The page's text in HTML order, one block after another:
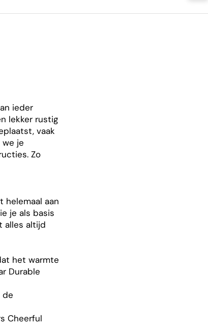
ieder
lekker rustig
vaak
je
Zo
helemaal aan
je als basis
alles altijd
het warmte
Durable
de
Cheerful